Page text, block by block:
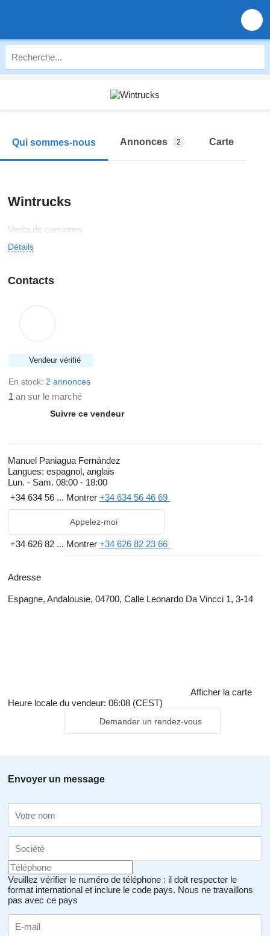
Qui sommes-nous Annonces 2 Carte
Wintrucks
Venta de camiones
Détails
Contacts
Vendeur vérifié
En stock: 2 annonces
1 an sur le marché
Suivre ce vendeur
Manuel Paniagua Fernández
Langues: espagnol, anglais
Lun. - Sam. 08:00 - 18:00
+34 634 56 ... Montrer +34 634 56 46 69
Appelez-moi
+34 626 82 ... Montrer +34 626 82 23 66
Adresse
Espagne, Andalousie, 04700, Calle Leonardo Da Vincci 1, 3-14
Afficher la carte
Heure locale du vendeur: 06:08 (CEST)
Demander un rendez-vous
Envoyer un message
Veuillez vérifier le numéro de téléphone : il doit respecter le
format international et inclure le code pays. Nous ne travaillons
pas avec ce pays